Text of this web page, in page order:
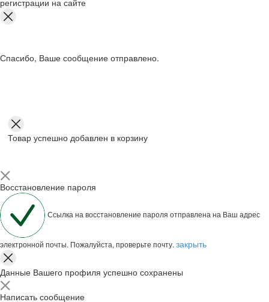
регистрации на сайте
Спасибо, Ваше сообщение отправлено.
Товар успешно добавлен в корзину
Восстановление пароля
Ссылка на восстановление пароля отправлена на Ваш адрес
электронной почты. Пожалуйста, проверьте почту. закрыть
Данные Вашего профиля успешно сохранены
Написать сообщение